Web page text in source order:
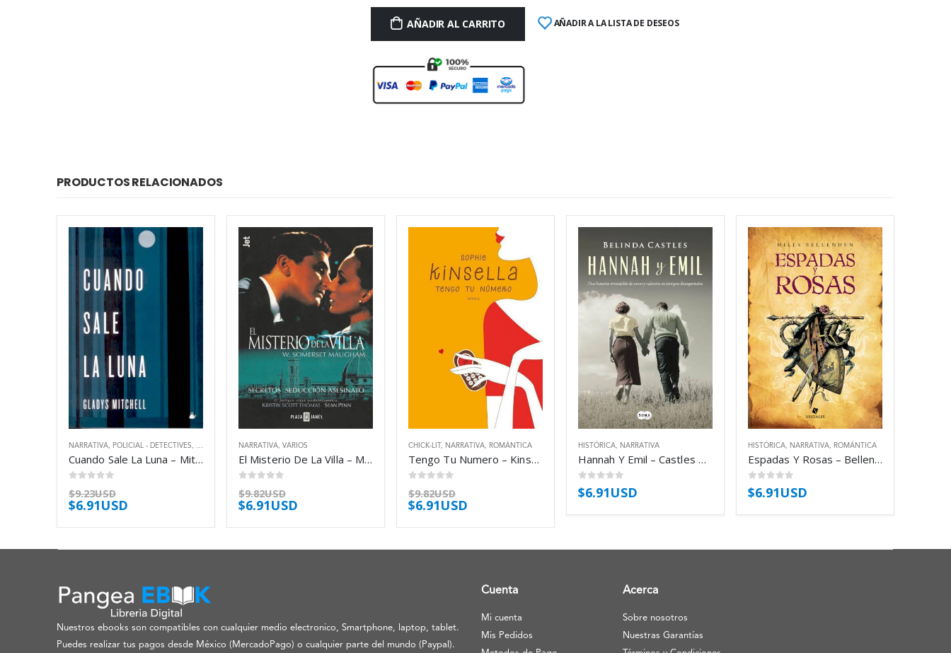
AÑADIR AL CARRITO AÑADIR A LA LISTA DE DESEOS
PRODUCTOS RELACIONADOS
NARRATIVA POLICIAL - DETECTIVES
Cuando Sale La Luna – Mitchell Gladys
$9.23USD
$6.91USD
NARRATIVA VARIOS
El Misterio De La Villa – Maugham W Somerset
$9.82USD
$6.91USD
CHICK-LIT NARRATIVA ROMÁNTICA
Tengo Tu Numero – Kinsella Sophie
$9.82USD
$6.91USD
HISTÓRICA NARRATIVA
Hannah Y Emil – Castles Belinda
0out of 5
$6.91USD
HISTÓRICA NARRATIVA ROMÁNTICA
Espadas Y Rosas – Bellenden Mills
0out of 5
$6.91USD
Nuestros ebooks son compatibles con cualquier medio electronico, Smartphone, laptop, tablet.
Puedes realizar tus pagos desde México (MercadoPago) o cualquier parte del mundo (Paypal).
Cuenta
Mi cuenta
Mis Pedidos
Acerca
Sobre nosotros
Nuestras Garantías